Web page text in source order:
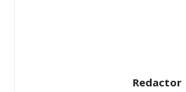
Redactor